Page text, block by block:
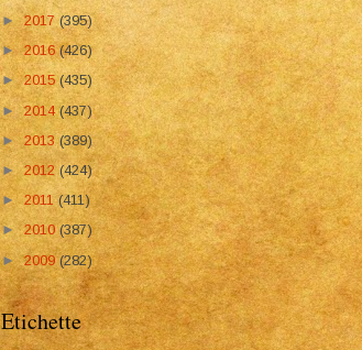
►2017(395)
►2016(426)
►2015(435)
►2014(437)
►2013 (389)
►2012 (424)
► 2011(411)
►2010(387)
►2009(282)
Etichette